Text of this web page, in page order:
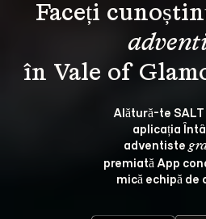
Faceți
Alătură-te
aplicația
adventiste
premiată App
mică echipă de